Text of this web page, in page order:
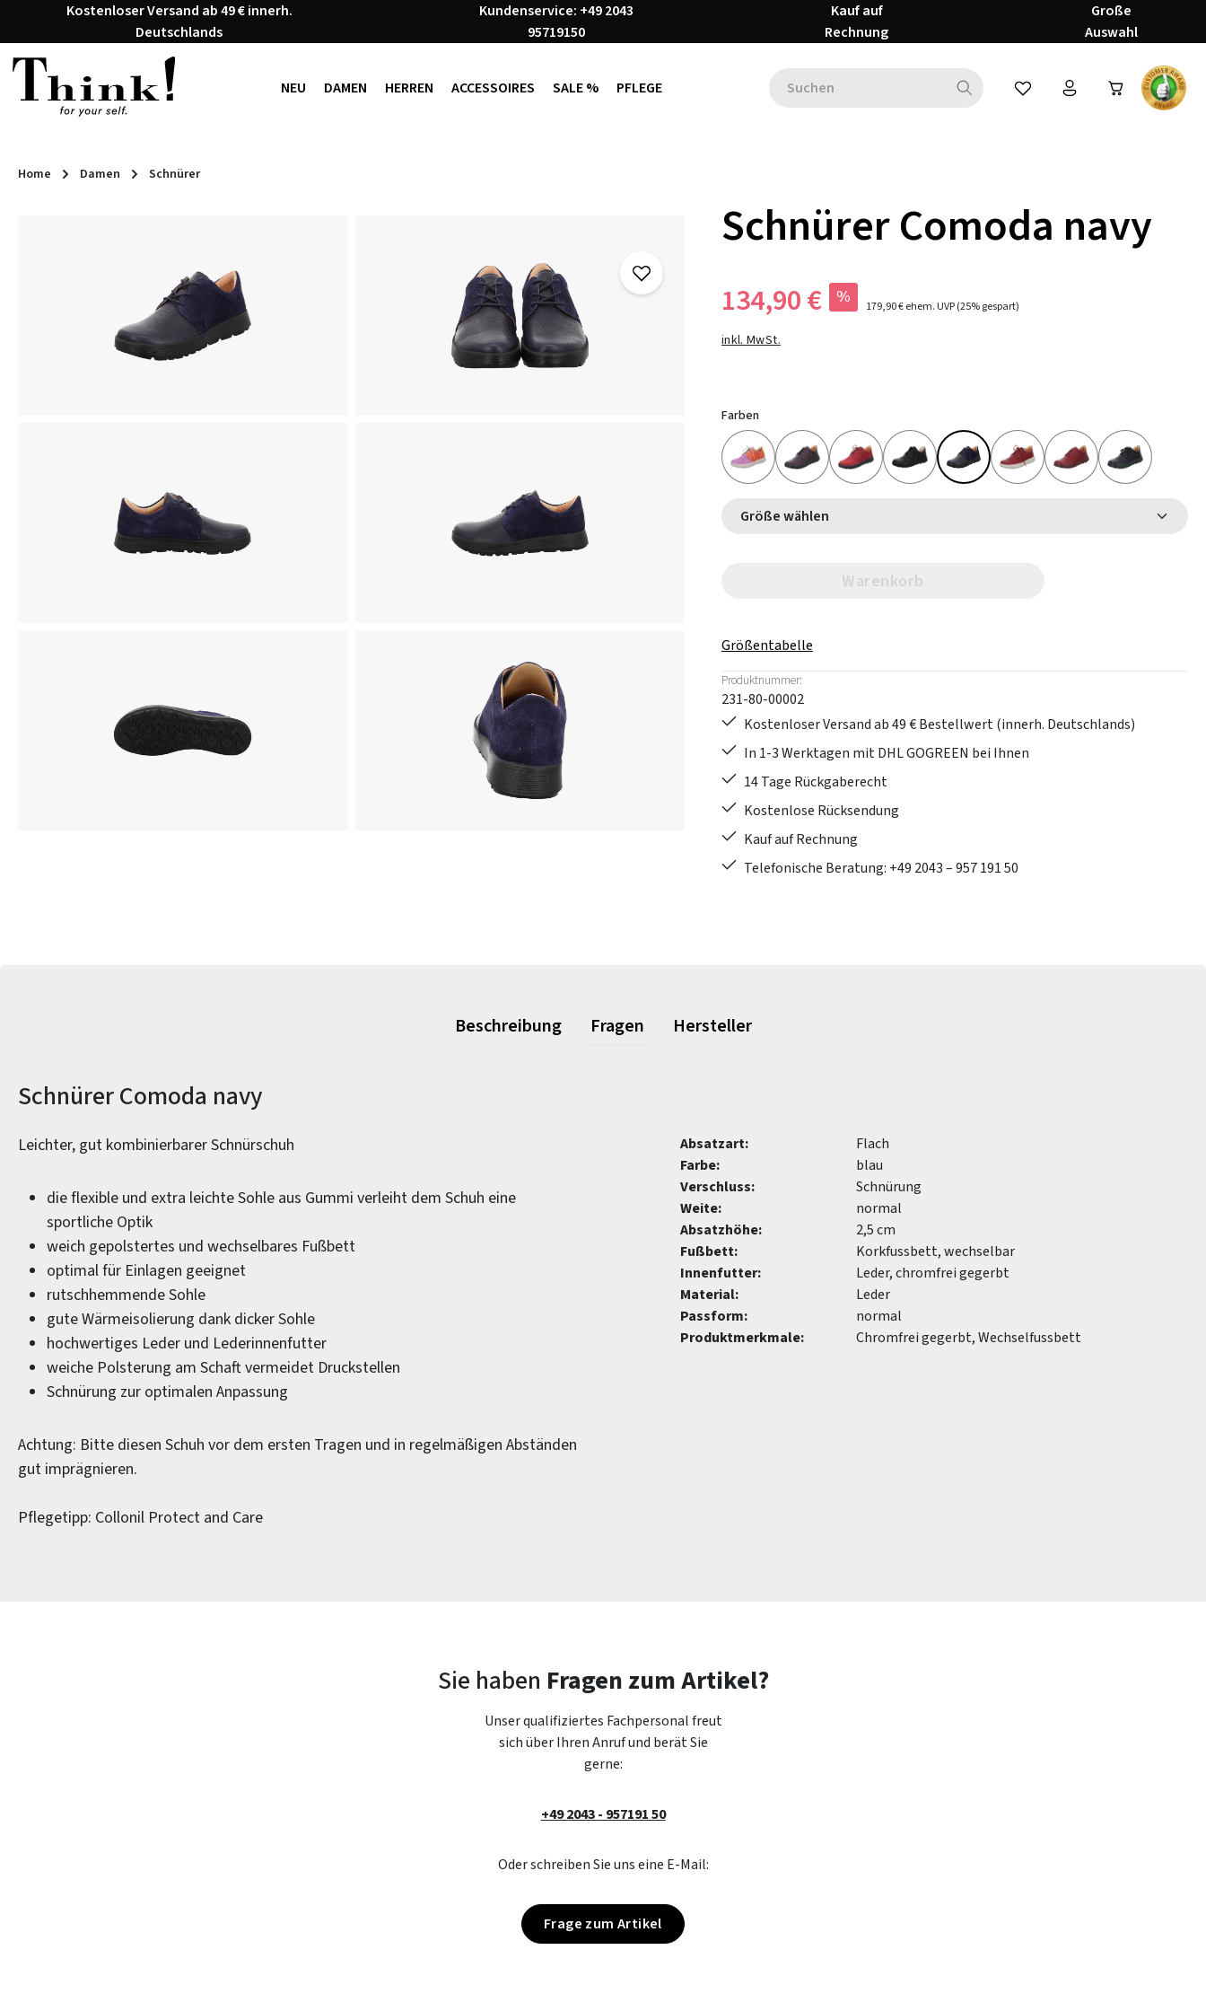
Hauptinhalt springen
Zur Suche springen
Zur Hauptnavigation springen
Kostenloser Versand ab 49 € innerh.
Deutschlands
Kundenservice: +49 2043
95719150
Kauf auf
Rechnung
Große
Auswahl
NEU DAMEN HERREN ACCESSOIRES SALE % PFLEGE Du hast 0 Produkte auf dem
Home Damen Schnürer
Schnürer Comoda navy
134,90 € % 179,90 €ehem. UVP(25% gespart)
inkl. MwSt.
Farben
Größe wählen
Warenkorb
Größentabelle
Produktnummer:
231-80-00002
Kostenloser Versand ab 49 € Bestellwert (innerh. Deutschlands)
In 1-3 Werktagen mit DHL GOGREEN bei Ihnen
14 Tage Rückgaberecht
Kostenlose Rücksendung
Kauf auf Rechnung
Telefonische Beratung: +49 2043 – 957 191 50
Beschreibung Fragen Hersteller
Produktinformationen
Schnürer Comoda navy
Leichter, gut kombinierbarer Schnürschuh
die flexible und extra leichte Sohle aus Gummi verleiht dem Schuh eine
sportliche Optik
weich gepolstertes und wechselbares Fußbett
optimal für Einlagen geeignet
rutschhemmende Sohle
gute Wärmeisolierung dank dicker Sohle
hochwertiges Leder und Lederinnenfutter
weiche Polsterung am Schaft vermeidet Druckstellen
Schnürung zur optimalen Anpassung
Achtung: Bitte diesen Schuh vor dem ersten Tragen und in regelmäßigen Abständen
gut imprägnieren.
Pflegetipp: Collonil Protect and Care
Absatzart:
Flach
Farbe:
blau
Verschluss:
Schnürung
Weite:
normal
Absatzhöhe:
2,5 cm
Fußbett:
Korkfussbett, wechselbar
Innenfutter:
Leder, chromfrei gegerbt
Material:
Leder
Passform:
normal
Produktmerkmale:
Chromfrei gegerbt, Wechselfussbett
Sie haben Fragen zum Artikel?
Unser qualifiziertes Fachpersonal freut
sich über Ihren Anruf und berät Sie
gerne:
+49 2043 - 957191 50
Oder schreiben Sie uns eine E-Mail:
Frage zum Artikel